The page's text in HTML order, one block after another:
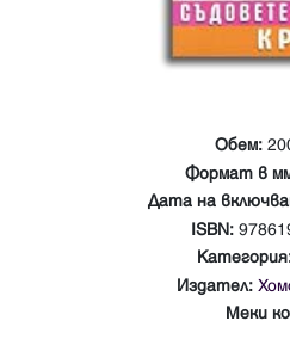
Обем:
Формат в
Дата на
ISBN:
Издател:
Меки